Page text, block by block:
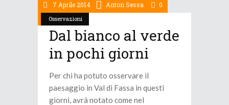
Osservazioni
7 Aprile 2014 Anton Sessa 0
Dal bianco al verde
in pochi giorni
Per chi ha potuto osservare il
paesaggio in Val di Fassa in questi
giorni, avrà notato come nel